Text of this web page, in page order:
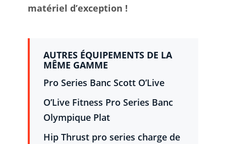
matériel d’exception !
AUTRES ÉQUIPEMENTS DE LA
MÊME GAMME
Pro Series Banc Scott O’Live
O’Live Fitness Pro Series Banc
Olympique Plat
Hip Thrust pro series charge de